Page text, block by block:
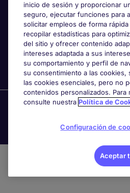
Empresas
Sobre Michael Page
Michael Page es una marca
esq Andrés Reyes, San Isidro,
inicio de sesión y proporcionar
seguro, ejecutar funciones para
solicitar empleos de forma rápida
recopilar estadísticas para
del sitio y ofrecer contenido
intereses adaptada a sus
su comportamiento y perfil de
su consentimiento a las cookies,
las cookies esenciales, pero no
contenidos personalizados. Para
consulte nuestra Política de
Configuración de
Aceptar